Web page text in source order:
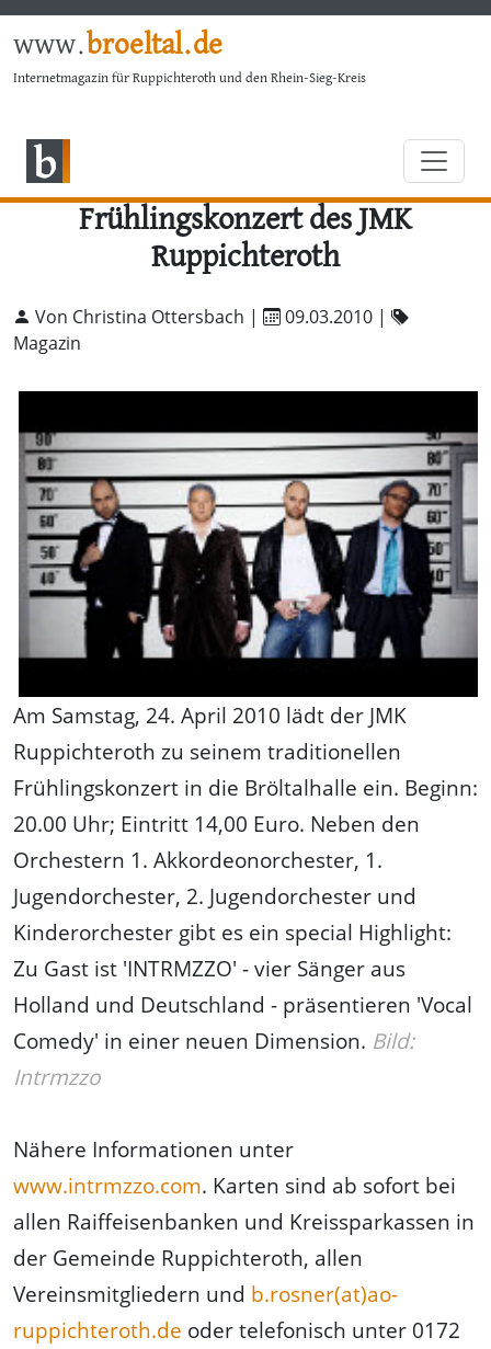
www.broeltal.de
Internetmagazin für Ruppichteroth und den Rhein-Sieg-Kreis
Frühlingskonzert des JMK
Ruppichteroth
Von Christina Ottersbach | 09.03.2010 |
Magazin
Am Samstag, 24. April 2010 lädt der JMK
Ruppichteroth zu seinem traditionellen
Frühlingskonzert in die Bröltalhalle ein. Beginn:
20.00 Uhr; Eintritt 14,00 Euro. Neben den
Orchestern 1. Akkordeonorchester, 1.
Jugendorchester, 2. Jugendorchester und
Kinderorchester gibt es ein special Highlight:
Zu Gast ist 'INTRMZZO' - vier Sänger aus
Holland und Deutschland - präsentieren 'Vocal
Comedy' in einer neuen Dimension. Bild:
Intrmzzo
Nähere Informationen unter
www.intrmzzo.com. Karten sind ab sofort bei
allen Raiffeisenbanken und Kreissparkassen in
der Gemeinde Ruppichteroth, allen
Vereinsmitgliedern und b.rosner(at)ao-
ruppichteroth.de oder telefonisch unter 0172